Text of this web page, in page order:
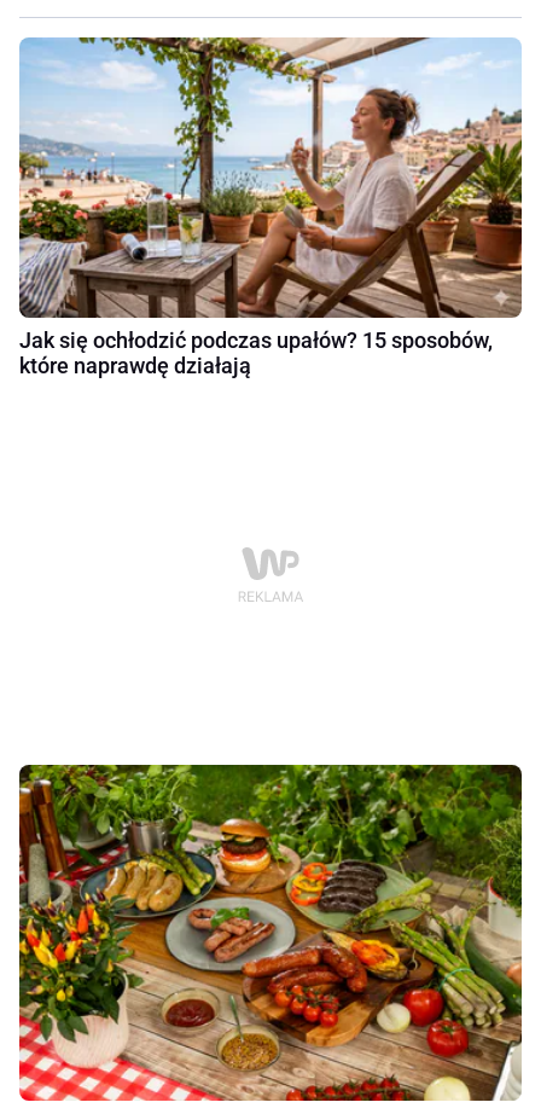
Jak się ochłodzić podczas upałów? 15 sposobów,
które naprawdę działają